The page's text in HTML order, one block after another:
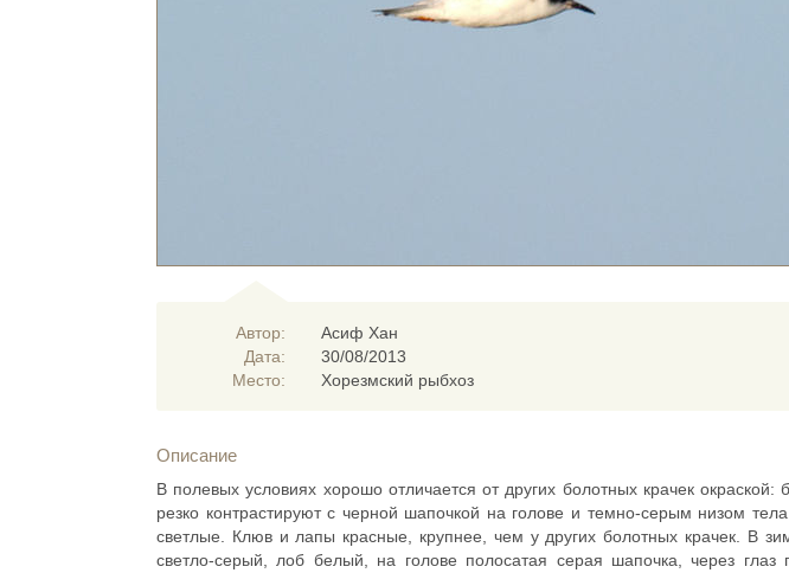
Автор:
Дата:
Место:
Асиф Хан
30/08/2013
Хорезмский рыбхоз
Описание
В полевых условиях хорошо отличается от других болотных крачек
резко контрастируют с черной шапочкой на голове и темно-серым низом
светлые. Клюв и лапы красные, крупнее, чем у других болотных крачек. В
светло-серый, лоб белый, на голове полосатая серая шапочка, через глаз